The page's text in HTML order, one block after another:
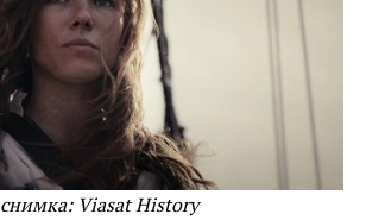
снимка: Viasat History